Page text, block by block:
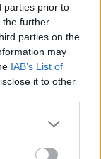
parties prior to
the further
parties on the
may
IAB’s List of
it to other
more Google
may click to
Candy